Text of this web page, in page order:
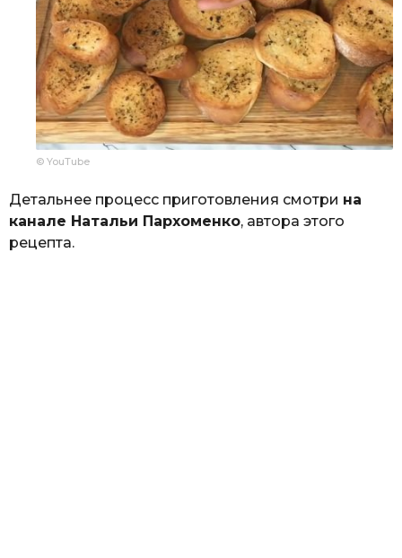
© YouTube
Детальнее процесс приготовления смотри на
канале Натальи Пархоменко, автора этого
рецепта.